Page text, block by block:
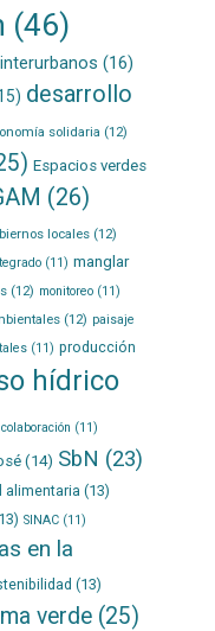
(46)
(16)
desarrollo
solidaria (12)
Espacios verdes
(26)
locales(12)
(11) manglar
(12) monitoreo(11)
(12) paisaje
(11) producción
hídrico
(11)
(14) SbN (23)
alimentaria (13)
SINAC(11)
en la
(13)
verde(25)